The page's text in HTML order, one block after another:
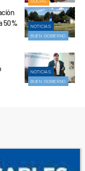
NOTICIAS
BUEN GOBIERNO
50%
NOTICIAS
BUEN GOBIERNO